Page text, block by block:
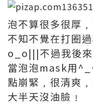
泡不算很多很厚
不知不覺在打圈
o_o|||不過我後
當泡泡mask用
點崩緊﹐很清爽
大半天沒油臉﹗